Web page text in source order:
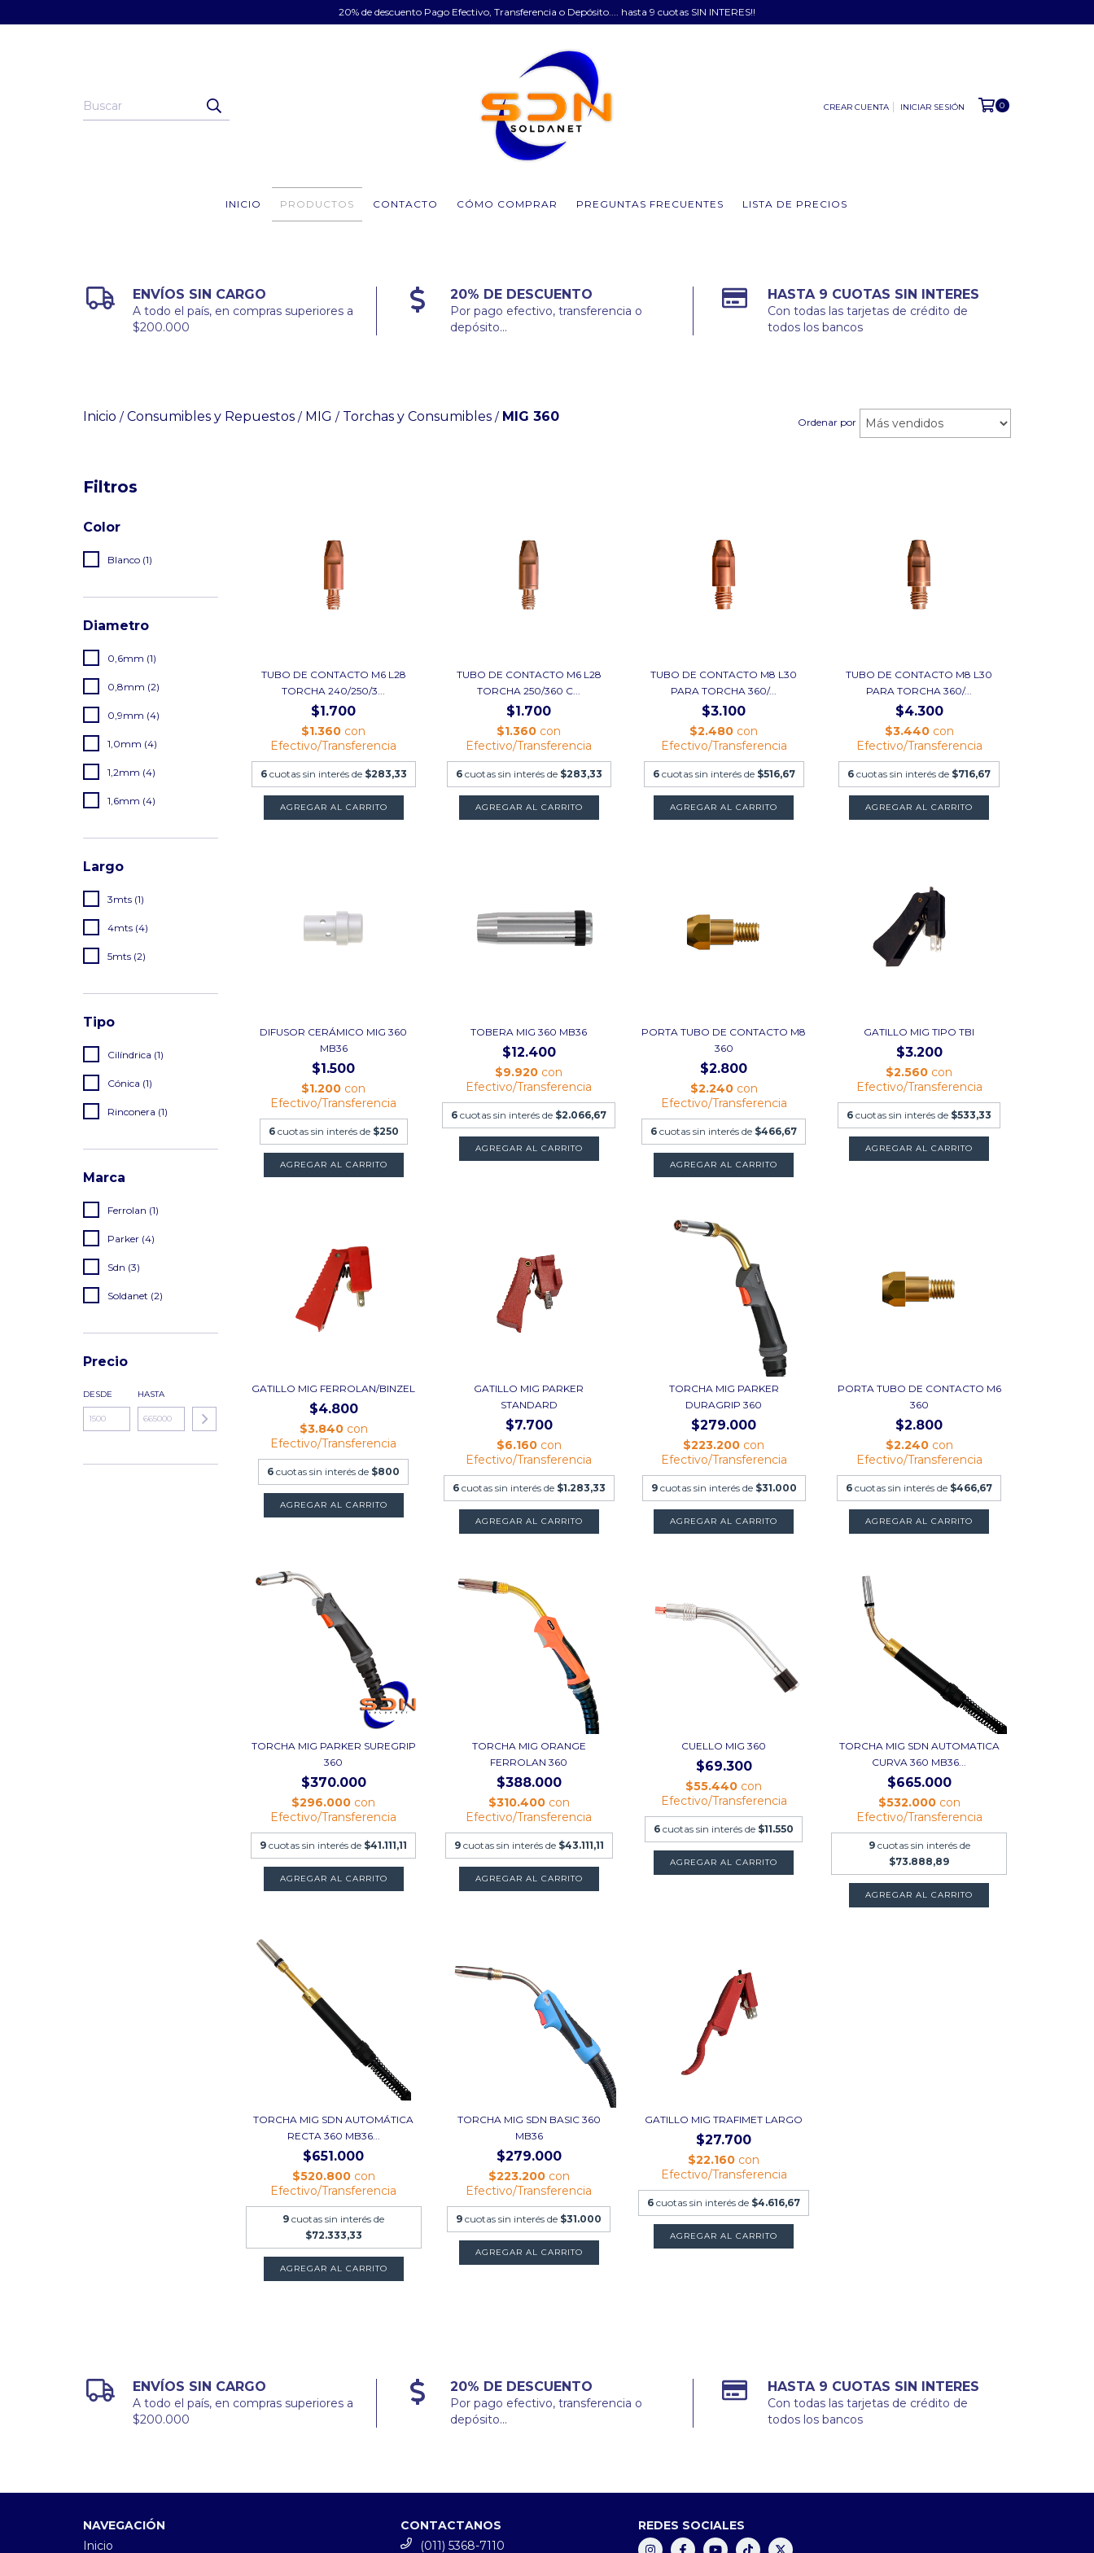
20% de descuento Pago Efectivo, Transferencia o Depósito.... hasta 9 cuotas SIN INTERES!!
CREAR CUENTA INICIAR SESIÓN 0
INICIO PRODUCTOS CONTACTO CÓMO COMPRAR PREGUNTAS FRECUENTES LISTA DE PRECIOS
ENVÍOS SIN CARGO
A todo el país, en compras superiores a
$200.000
20% DE DESCUENTO
Por pago efectivo, transferencia o
depósito...
HASTA 9 CUOTAS SIN INTERES
Con todas las tarjetas de crédito de
todos los bancos
Inicio / Consumibles y Repuestos / MIG / Torchas y Consumibles / MIG 360 Ordenar por
Filtros
Color
Blanco (1)
Diametro
0,6mm (1)
0,8mm (2)
0,9mm (4)
1,0mm (4)
1,2mm (4)
1,6mm (4)
Largo
3mts (1)
4mts (4)
5mts (2)
Tipo
Cilíndrica (1)
Cónica (1)
Rinconera (1)
Marca
Ferrolan (1)
Parker (4)
Sdn (3)
Soldanet (2)
Precio
DESDE HASTA
TUBO DE CONTACTO M6 L28
TORCHA 240/250/3...
$1.700
$1.360 con
Efectivo/Transferencia
6 cuotas sin interés de $283,33
AGREGAR AL CARRITO
TUBO DE CONTACTO M6 L28
TORCHA 250/360 C...
$1.700
$1.360 con
Efectivo/Transferencia
6 cuotas sin interés de $283,33
AGREGAR AL CARRITO
TUBO DE CONTACTO M8 L30
PARA TORCHA 360/...
$3.100
$2.480 con
Efectivo/Transferencia
6 cuotas sin interés de $516,67
AGREGAR AL CARRITO
TUBO DE CONTACTO M8 L30
PARA TORCHA 360/...
$4.300
$3.440 con
Efectivo/Transferencia
6 cuotas sin interés de $716,67
AGREGAR AL CARRITO
DIFUSOR CERÁMICO MIG 360
MB36
$1.500
$1.200 con
Efectivo/Transferencia
6 cuotas sin interés de $250
AGREGAR AL CARRITO
TOBERA MIG 360 MB36
$12.400
$9.920 con
Efectivo/Transferencia
6 cuotas sin interés de $2.066,67
AGREGAR AL CARRITO
PORTA TUBO DE CONTACTO M8
360
$2.800
$2.240 con
Efectivo/Transferencia
6 cuotas sin interés de $466,67
GATILLO MIG TIPO TBI
$3.200
$2.560 con
Efectivo/Transferencia
6 cuotas sin interés de $533,33
GATILLO MIG FERROLAN/BINZEL
$4.800
$3.840 con
Efectivo/Transferencia
6 cuotas sin interés de $800
GATILLO MIG PARKER
STANDARD
$7.700
$6.160 con
Efectivo/Transferencia
6 cuotas sin interés de $1.283,33
TORCHA MIG PARKER
DURAGRIP 360
$279.000
$223.200 con
Efectivo/Transferencia
9 cuotas sin interés de $31.000
AGREGAR AL CARRITO
PORTA TUBO DE CONTACTO M6
360
$2.800
$2.240 con
Efectivo/Transferencia
6 cuotas sin interés de $466,67
TORCHA MIG PARKER SUREGRIP
360
$370.000
$296.000 con
Efectivo/Transferencia
9 cuotas sin interés de $41.111,11
AGREGAR AL CARRITO
TORCHA MIG ORANGE
FERROLAN 360
$388.000
$310.400 con
Efectivo/Transferencia
9 cuotas sin interés de $43.111,11
AGREGAR AL CARRITO
CUELLO MIG 360
$69.300
$55.440 con
Efectivo/Transferencia
6 cuotas sin interés de $11.550
TORCHA MIG SDN AUTOMATICA
CURVA 360 MB36...
$665.000
$532.000 con
Efectivo/Transferencia
9 cuotas sin interés de
$73.888,89
TORCHA MIG SDN AUTOMÁTICA
RECTA 360 MB36...
$651.000
$520.800 con
Efectivo/Transferencia
9 cuotas sin interés de
$72.333,33
TORCHA MIG SDN BASIC 360
MB36
$279.000
$223.200 con
Efectivo/Transferencia
9 cuotas sin interés de $31.000
AGREGAR AL CARRITO
GATILLO MIG TRAFIMET LARGO
$27.700
$22.160 con
Efectivo/Transferencia
6 cuotas sin interés de $4.616,67
ENVÍOS SIN CARGO
A todo el país, en compras superiores a
$200.000
20% DE DESCUENTO
Por pago efectivo, transferencia o
depósito...
HASTA 9 CUOTAS SIN INTERES
Con todas las tarjetas de crédito de
todos los bancos
NAVEGACIÓN
Inicio
CONTACTANOS
(011) 5368-7110
REDES SOCIALES